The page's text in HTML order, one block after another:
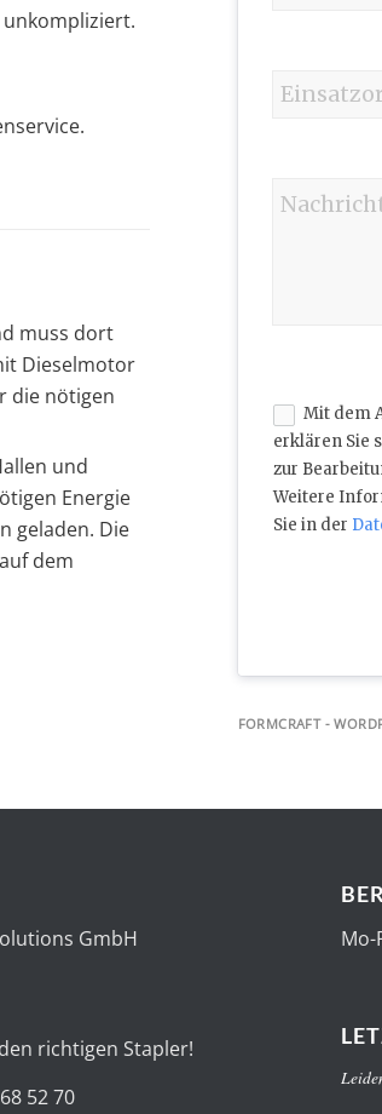
unkompliziert.
muss dort
Dieselmotor
die nötigen
und
Energie
geladen. Die
dem
Mit dem
erklären Sie
zur
Weitere
Sie in der
FORMCRAFT -
GmbH
richtigen Stapler!
52 70
Mo-